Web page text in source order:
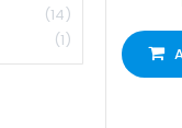
14
1